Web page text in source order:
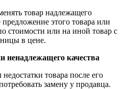
товар надлежащего
предложение этого товара или
стоимости или на иной товар с
в цене.
ненадлежащего качества
товара после его
замену у продавца.